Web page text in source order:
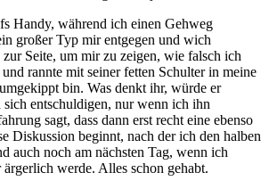
Handy, während ich einen Gehweg
großer Typ mir entgegen und wich
Seite, um mir zu zeigen, wie falsch ich
rannte mit seiner fetten Schulter in meine
bin. Was denkt ihr, würde er
entschuldigen, nur wenn ich ihn
sagt, dass dann erst recht eine ebenso
Diskussion beginnt, nach der ich den halben
auch noch am nächsten Tag, wenn ich
werde. Alles schon gehabt.